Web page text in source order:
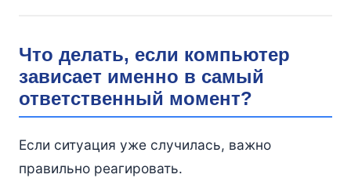
Что делать, если компьютер
зависает именно в самый
ответственный момент?
Если ситуация уже случилась, важно
правильно реагировать.